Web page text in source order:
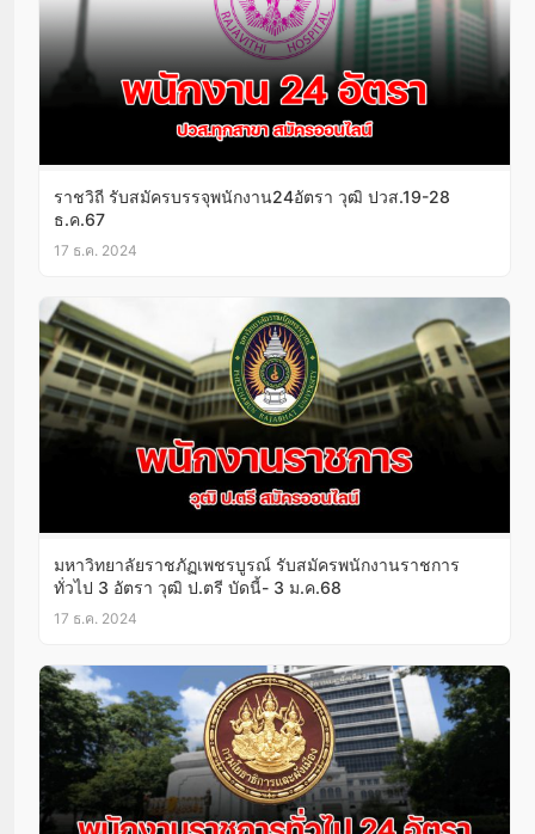
ราชวิถี รับสมัครบรรจุพนักงาน24อัตรา วุฒิ ปวส.19-28
ธ.ค.67
17 ธ.ค. 2024
มหาวิทยาลัยราชภัฏเพชรบูรณ์ รับสมัครพนักงานราชการ
ทั่วไป 3 อัตรา วุฒิ ป.ตรี บัดนี้- 3 ม.ค.68
17 ธ.ค. 2024